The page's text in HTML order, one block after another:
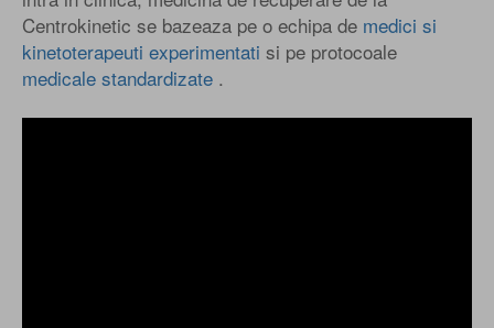
Centrokinetic se bazeaza pe o echipa de medici si
kinetoterapeuti experimentati si pe protocoale
medicale standardizate .